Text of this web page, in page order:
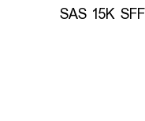
SAS 15K